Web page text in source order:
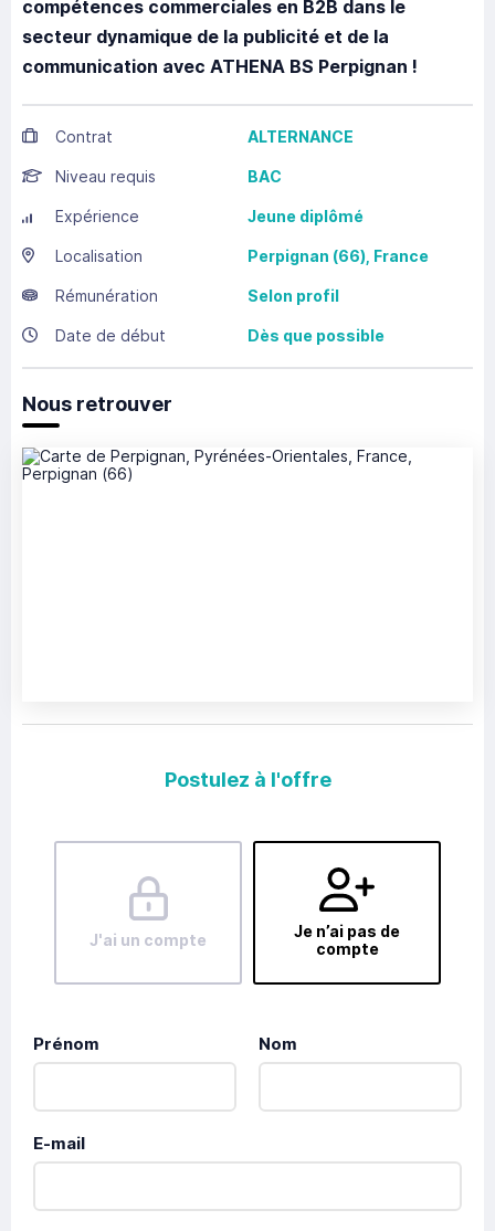
compétences commerciales en B2B dans le
secteur dynamique de la publicité et de la
communication avec ATHENA BS Perpignan !
Contrat ALTERNANCE
Niveau requis BAC
Expérience Jeune diplômé
Localisation Perpignan (66), France
Rémunération Selon profil
Date de début Dès que possible
Nous retrouver
Postulez à l'offre
J'ai un compte
Je n’ai pas de
compte
Prénom Nom
E-mail